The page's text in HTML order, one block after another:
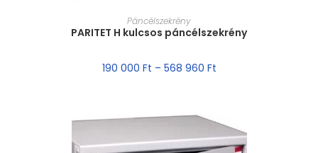
MÉRET VÁLASZTÁSA
Páncélszekrény
PARITET H kulcsos páncélszekrény
190 000 Ft – 568 960 Ft